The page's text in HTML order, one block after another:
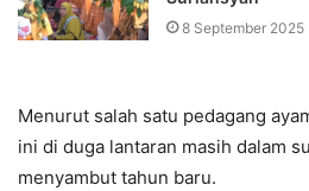
8 September 2025
Menurut salah satu pedagang
ini di duga lantaran masih dalam
menyambut tahun baru.